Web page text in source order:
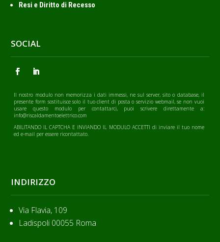
Resi e Diritto di Recesso
SOCIAL
Il nostro modulo non memorizza i dati immessi, ne sul server, sito o database, il
presente form sostituisce solo il tuo client di posta o servizio webmail, se non vuoi
usare questo modulo per contattarci, puoi scrivere direttamente a:
info@riscaldamentoelettrico.com
ABILITANDO IL CAPTCHA E INVIANDO IL MODULO ACCETTI di inviare il tuo nome
ed e-mail per essere ricontattato.
INDIRIZZO
Via Flavia, 109
Ladispoli 00055 Roma